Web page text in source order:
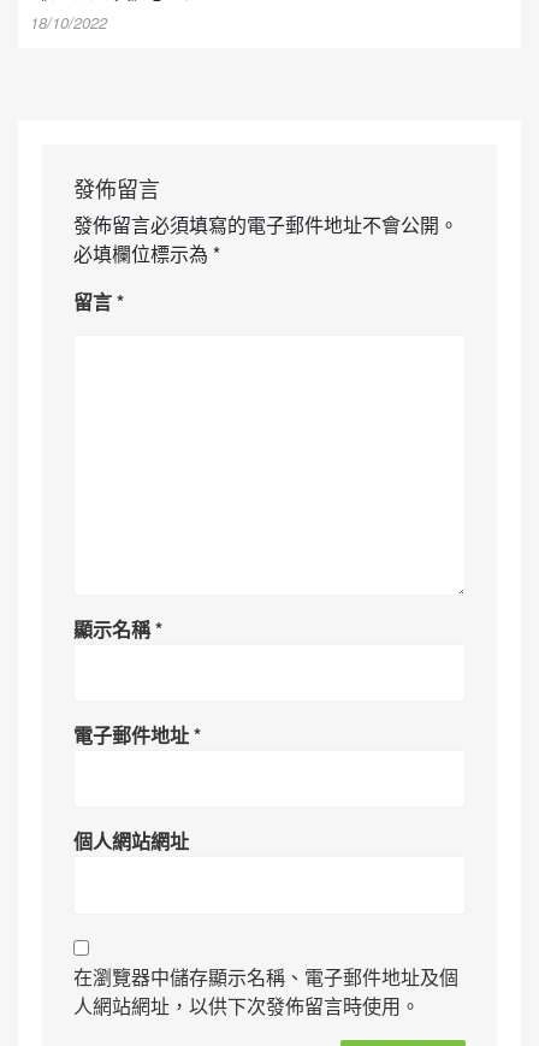
18/10/2022
發佈留言
發佈留言必須填寫的電子郵件地址不會公開。
必填欄位標示為 *
留言*
顯示名稱*
電子郵件地址*
個人網站網址
在瀏覽器中儲存顯示名稱、電子郵件地址及個
人網站網址，以供下次發佈留言時使用。